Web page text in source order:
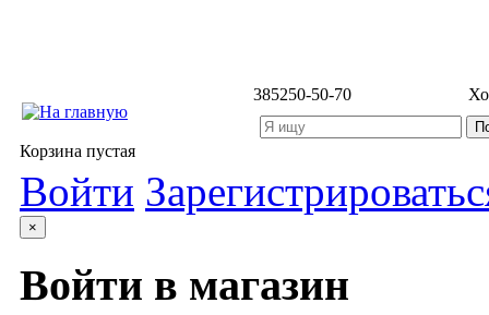
385250-50-70
Корзина пустая
Войти
×
Войти в магазин